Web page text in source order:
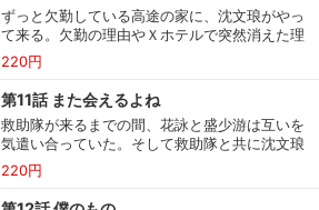
４ヵ月分の購入明細の確認が可能です。
現在獲得済みのお得なクーポンを確認でき
ます。
レンタル、購入、定額見放題の購入履歴の
確認が可能です。こちらから視聴いただく
ていた。高途は沈文琅と共にＸホテルに出向く
が、盛少游のフェロモンに当たってしまい…。
ずっと欠勤している高途の家に、沈文琅がやっ
て来る。欠勤の理由やＸホテルで突然消えた理
由について、高途に探りを入れるような質問を
してくるが…。花詠と連絡がつかない盛少游
は、陳品明からの連絡を受けて病院に向かう。
焦る気持ちのまま盛少游が駐車場に向かうと、
そこには沈文琅の車に乗り込もうとする花詠の
姿が。
220円
第11話 また会えるよね
救助隊が来るまでの間、花詠と盛少游は互いを
気遣い合っていた。そして救助隊と共に沈文琅
と常嶼も現場に駆けつけ、２人は発見される。
重傷を負った自分より、盛少游の治療を優先し
てほしいと言う花詠。沈文琅と常嶼が花詠の病
220円